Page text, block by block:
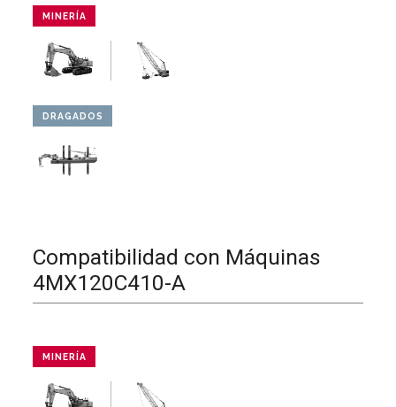
MINERÍA
DRAGADOS
Compatibilidad con Máquinas
4MX120C410-A
MINERÍA